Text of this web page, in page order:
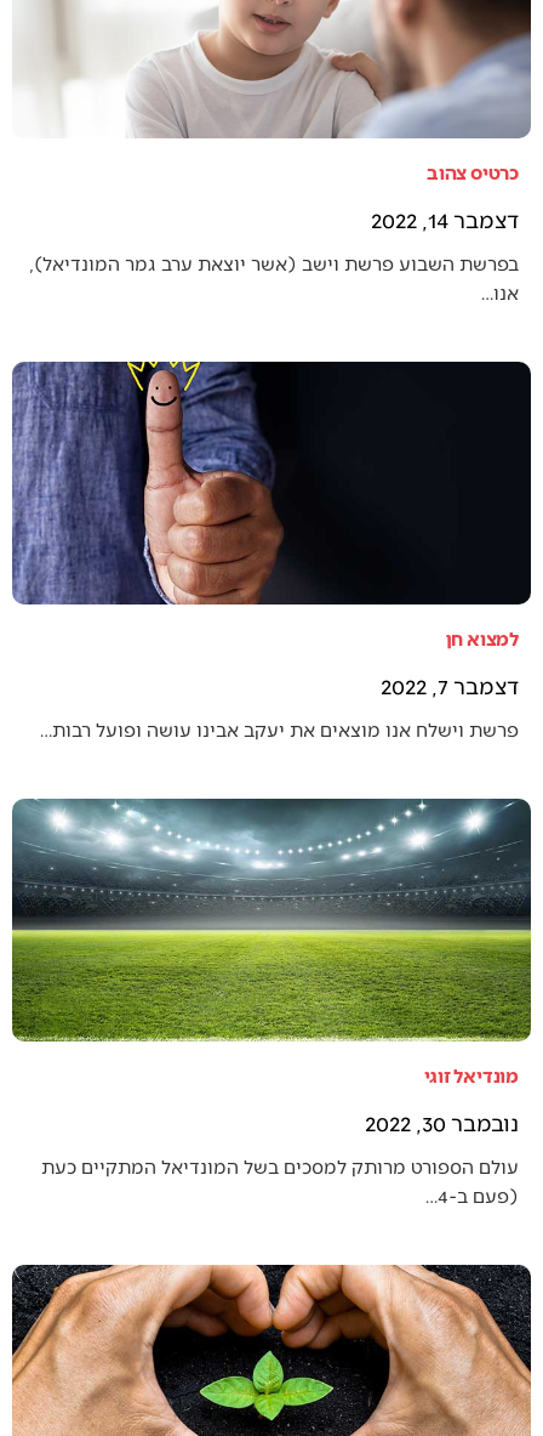
כרטיס צהוב
דצמבר 14, 2022
בפרשת השבוע פרשת וישב (אשר יוצאת ערב גמר המונדיאל),
אנו…
למצוא חן
דצמבר 7, 2022
פרשת וישלח אנו מוצאים את יעקב אבינו עושה ופועל רבות…
מונדיאל זוגי
נובמבר 30, 2022
עולם הספורט מרותק למסכים בשל המונדיאל המתקיים כעת
(פעם ב-4…